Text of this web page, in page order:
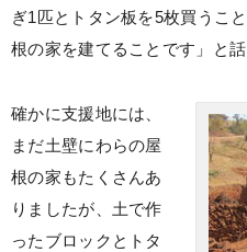
ぎ1匹とトタン板を5枚買うこ
根の家を建てることです」と
確かに支援地には、
まだ土壁にわらの屋
根の家もたくさんあ
りましたが、土で作
ったブロックとトタ